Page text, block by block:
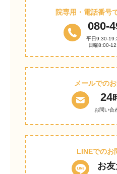
院専用・電話番号
080-
平日9:30-
日曜8:00-
メールでの
24
お問い合
LINEでのお
お